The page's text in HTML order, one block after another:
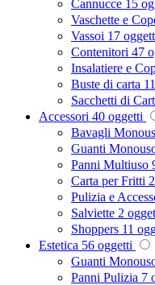
Cannucce 15
Vaschette e
Vassoi 17
Contenitori 47
Insalatiere e
Buste di carta 11
Sacchetti di
Accessori 40 oggetti
Bavagli
Guanti
Panni Multiuso
Carta per Fritti 2
Pulizia e
Salviette 2
Shoppers 11
Estetica 56 oggetti
Guanti
Panni Pulizia 7